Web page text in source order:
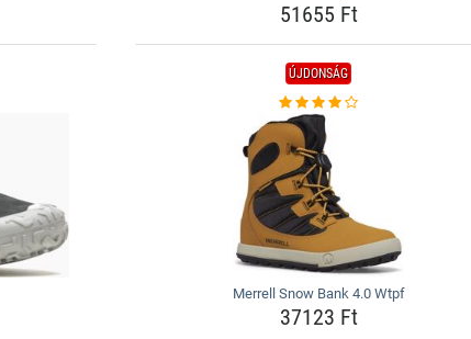
51655 Ft
ÚJDONSÁG
Merrell Snow Bank 4.0 Wtpf
37123 Ft